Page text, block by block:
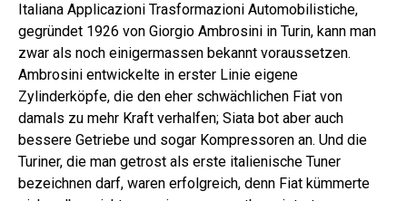
Italiana Applicazioni Trasformazioni Automobilistiche,
gegründet 1926 von Giorgio Ambrosini in Turin, kann man
zwar als noch einigermassen bekannt voraussetzen.
Ambrosini entwickelte in erster Linie eigene
Zylinderköpfe, die den eher schwächlichen Fiat von
damals zu mehr Kraft verhalfen; Siata bot aber auch
bessere Getriebe und sogar Kompressoren an. Und die
Turiner, die man getrost als erste italienische Tuner
bezeichnen darf, waren erfolgreich, denn Fiat kümmerte